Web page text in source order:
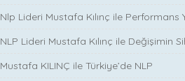
Nlp Lideri Mustafa Kılınç ile Performans
NLP Lideri Mustafa Kılınç ile Değişimin
Mustafa KILINÇ ile Türkiye’de NLP